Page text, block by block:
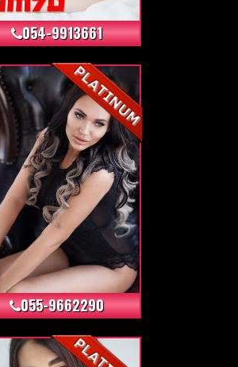
054-9913661
+6
055-9662290